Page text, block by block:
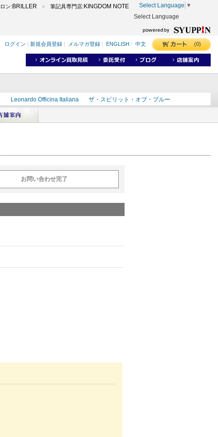
ン: BRILLER 筆記具専門店: KINGDOM NOTE Select Language ▼
Select Language
ログイン 新規会員登録 メルマガ登録 ENGLISH / 中文 (0)
Leonardo Officina Italiana
ザ・スピリット・オブ・ブルー
インD
ズ
カヴゼットインク スーベレーン モンブラン
お問い合わせ完了